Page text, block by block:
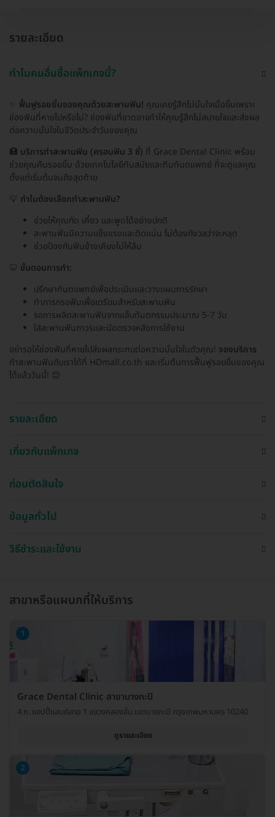
รายละเอียด
ทำไมคนอื่นซื้อแพ็กเกจนี้?
ฟื้นฟูรอยยิ้มของคุณด้วยสะพานฟัน! คุณเคยรู้สึกไม่มั่นใจเมื่อยิ้มเพราะ
ช่องฟันที่หายไปหรือไม่? ช่องฟันที่ขาดอาจทำให้คุณรู้สึกไม่สบายใจและส่งผล
ต่อความมั่นใจในชีวิตประจำวันของคุณ
🏥 บริการทำสะพานฟัน (ครอบฟัน 3 ซี่) ที่ Grace Dental Clinic พร้อม
ช่วยคุณคืนรอยยิ้ม ด้วยเทคโนโลยีทันสมัยและทีมทันตแพทย์ ที่จะดูแลคุณ
ตั้งแต่เริ่มต้นจนถึงสุดท้าย
💡 ทำไมต้องเลือกทำสะพานฟัน?
ช่วยให้คุณกัด เคี้ยว และพูดได้อย่างปกติ
สะพานฟันมีความแข็งแรงและติดแน่น ไม่ต้องกังวลว่าจะหลุด
ช่วยป้องกันฟันข้างเคียงไม่ให้ล้ม
🦷 ขั้นตอนการทำ:
ปรึกษาทันตแพทย์เพื่อประเมินและวางแผนการรักษา
ทำการกรอฟันเพื่อเตรียมสำหรับสะพานฟัน
รอการผลิตสะพานฟันจากแล็บทันตกรรมประมาณ 5-7 วัน
ใส่สะพานฟันถาวรและนัดตรวจหลังการใช้งาน
อย่ารอให้ช่องฟันที่หายไปส่งผลกระทบต่อความมั่นใจในตัวคุณ! จองบริการ
ทำสะพานฟันกับเราได้ที่ HDmall.co.th และเริ่มต้นการฟื้นฟูรอยยิ้มของคุณ
ได้แล้ววันนี้! 😊
รายละเอียด
เกี่ยวกับแพ็กเกจ
ก่อนตัดสินใจ
ข้อมูลทั่วไป
วิธีชำระและใช้งาน
สาขาหรือแผนกที่ให้บริการ
1
Grace Dental Clinic สาขาบางกะปิ
4 ถ. แฮปปี้แลนด์สาย 1 แขวงคลองจั่น เขตบางกะปิ กรุงเทพมหานคร 10240
ดูรายละเอียด
2